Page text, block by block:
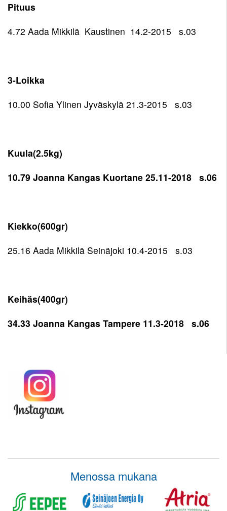
Pituus
4.72 Aada Mikkilä Kaustinen 14.2-2015 s.03
3-Loikka
10.00 Sofia Ylinen Jyväskylä 21.3-2015 s.03
Kuula(2.5kg)
10.79 Joanna Kangas Kuortane 25.11-2018 s.06
Kiekko(600gr)
25.16 Aada Mikkilä Seinäjoki 10.4-2015 s.03
Keihäs(400gr)
34.33 Joanna Kangas Tampere 11.3-2018 s.06
Menossa mukana